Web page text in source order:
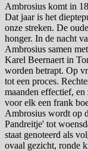
Ambrosius komt in
Dat jaar is het
onze streken. De
honger. In de nacht
Ambrosius samen
Karel Beernaert in
worden betrapt. Op
tot een proces.
maanden effectief,
voor elk een frank
Ambrosius wordt op
Pandreitje' tot
staat genoteerd als
ovaal gezicht, ronde